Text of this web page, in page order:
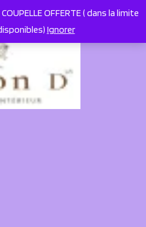
OFFERTE ( dans la limite
Ignorer